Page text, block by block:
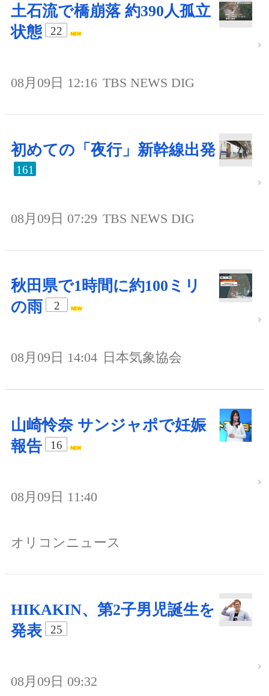
土石流で橋崩落 約390人孤立
状態
22
08月09日 12:16 TBS NEWS DIG
初めての「夜行」新幹線出発
161
08月09日 07:29 TBS NEWS DIG
秋田県で1時間に約100ミリ
の雨
2
08月09日 14:04 日本気象協会
山崎怜奈 サンジャポで妊娠
報告
16
08月09日 11:40
オリコンニュース
HIKAKIN、第2子男児誕生を
発表
25
08月09日 09:32